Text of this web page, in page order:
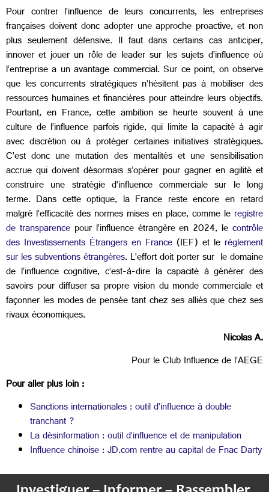
Pour contrer l’influence de leurs concurrents, les entreprises
françaises doivent donc adopter une approche proactive, et non
plus seulement défensive.Il faut dans certains cas anticiper,
innover et jouer un rôle de leader sur les sujets d’influence où
l’entreprise a un avantage commercial. Sur ce point, on observe
que les concurrents stratégiques n’hésitent pas à mobiliser des
ressources humaines et financières pour atteindre leurs objectifs.
Pourtant, en France, cette ambition se heurte souvent à une
culture de l’influence parfois rigide, qui limite la capacité à agir
avec discrétion ou à protéger certaines initiatives stratégiques.
C’est donc une mutation des mentalités et une sensibilisation
accrue qui doivent désormais s’opérer pour gagner en agilité et
construire une stratégie d’influence commerciale sur le long
terme. Dans cette optique, la France reste encore en retard
malgré l’efficacité des normes mises en place, comme le registre
de transparencepour l’influence étrangère en 2024, le contrôle
des Investissements Étrangers en France(IEF) et le règlement
sur les subventions étrangères. L’effort doit porter sur le domaine
de l’influence cognitive, c’est-à-dire la capacité à générer des
savoirs pour diffuser sa propre vision du monde commerciale et
façonner les modes de pensée tant chez ses alliés que chez ses
rivaux économiques.
Nicolas A.
Pour le Club Influence de l’AEGE
Pour aller plus loin :
Sanctions internationales : outil d’influence à double
tranchant ?
La désinformation : outil d’influence et de manipulation
Influence chinoise : JD.com rentre au capital de Fnac Darty